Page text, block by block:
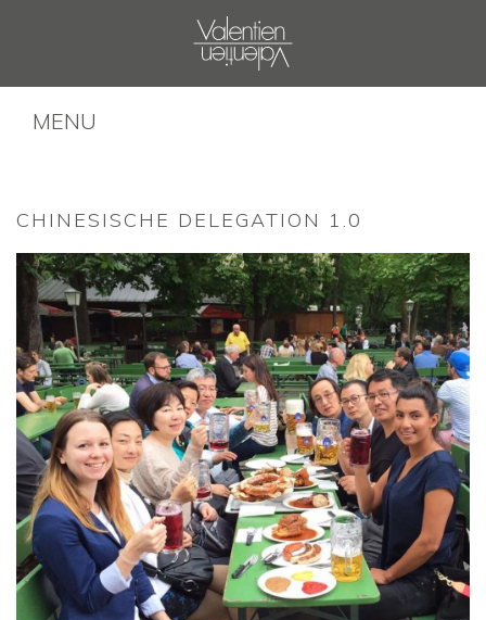
MENU
CHINESISCHE DELEGATION 1.0